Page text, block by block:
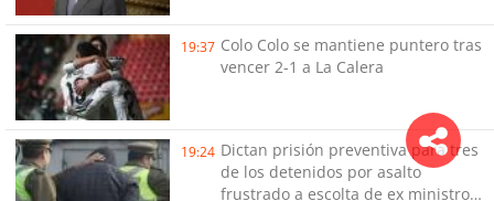
19:37 Colo Colo se mantiene puntero tras
vencer 2-1 a La Calera
19:24 Dictan prisión preventiva para tres
de los detenidos por asalto
frustrado a escolta de ex ministro